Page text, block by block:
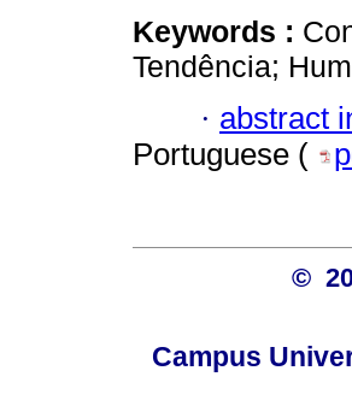
Keywords :
Tendência;
· abstract
Portuguese (
©
Campus